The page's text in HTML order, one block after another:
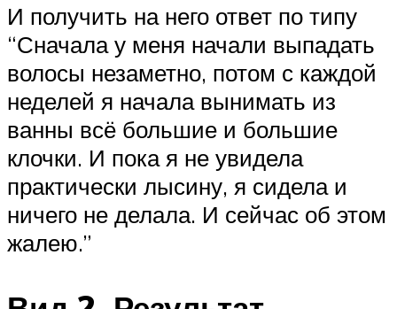
И получить на него ответ по типу
“Сначала у меня начали выпадать
волосы незаметно, потом с каждой
неделей я начала вынимать из
ванны всё большие и большие
клочки. И пока я не увидела
практически лысину, я сидела и
ничего не делала. И сейчас об этом
жалею.”